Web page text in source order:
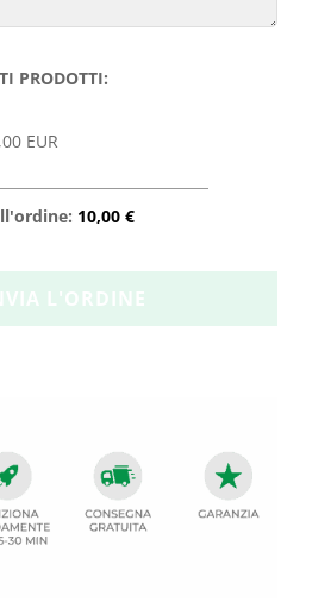
PRODOTTI:
EUR
10,00 €